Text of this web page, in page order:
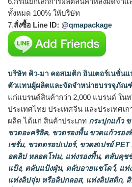
ทั้งหมด 100% ให้บริษัท
7.สั่งซื้อ Line ID: @qmapackage
บริษัท คิว-มา คอสเมติก อินเตอร์เนชั่น
ตัวแทนผู้ผลิตและจัดจำหน่ายบรรจุภัณ
แก่แบรนด์สินค้ากว่า 2,000 แบรนด์ ในท
ประเทศไทย ประเทศจีน และประเทศเ
ผลิต ได้แก่ สินค้าประเภท กระปุกแก้ว
ขวดอะคริลิค, ขวดรองพื้น ขวดแก้วรอง
เซรั่ม, ขวดดรอปเปอร์, ขวดสเปรย์ PET
อดลิป หลอดโฟม, แท่งรองพื้น, ตลับคุช
แป้ง, ตลับแป้งฝุ่น, ตลับอายแชโดว์, แท่
แท่งลิปจุ่ม หรือลิปกลอส, แท่งลิปสติก,